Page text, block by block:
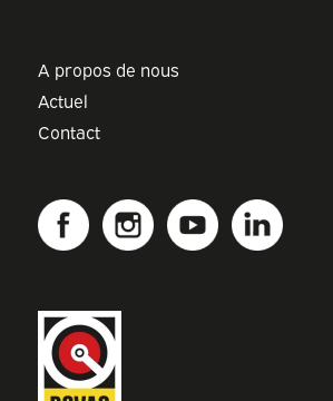
A propos de nous
Actuel
Contact